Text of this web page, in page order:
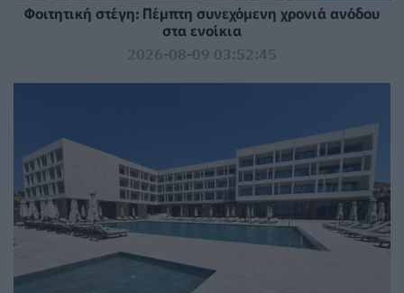
Φοιτητική στέγη: Πέμπτη συνεχόμενη χρονιά ανόδου
στα ενοίκια
2026-08-09 03:52:45